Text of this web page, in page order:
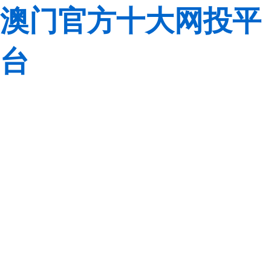
澳门官方十大网投平
台